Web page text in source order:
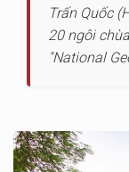
Trấn Quốc
20 ngôi
"National